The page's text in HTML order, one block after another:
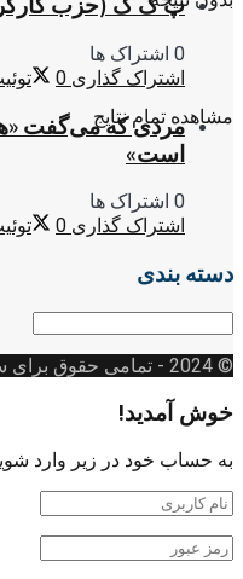
مشاهده تمام نتایج
پ ک ک (حزب
0 اشتراک ها
اشتراک گذاری 0
مردی که می‌گفت
است»
0 اشتراک ها
اشتراک گذاری 0
دسته بندی
دسته
© 2024
- تمامی حقوق برای
خوش آمدید!
به حساب خود در زیر وارد